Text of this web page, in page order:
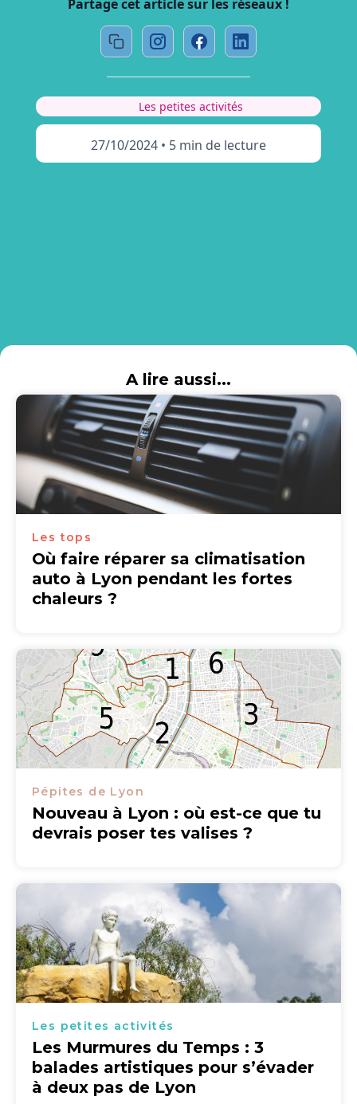
Partage cet article sur les réseaux !
Les petites activités
27/10/2024 • 5 min de lecture
A lire aussi...
Les tops
Où faire réparer sa climatisation
auto à Lyon pendant les fortes
chaleurs ?
Pépites de Lyon
Nouveau à Lyon : où est-ce que tu
devrais poser tes valises ?
Les petites activités
Les Murmures du Temps : 3
balades artistiques pour s’évader
à deux pas de Lyon